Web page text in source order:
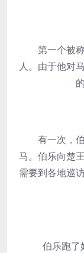
第一个被称
人。由于他对
有一次，伯
马。伯乐向楚
需要到各地巡
伯乐跑了好